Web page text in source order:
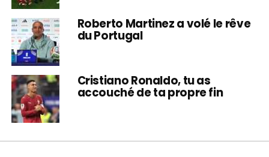
Roberto Martinez a volé le rêve
du Portugal
Cristiano Ronaldo, tu as
accouché de ta propre fin